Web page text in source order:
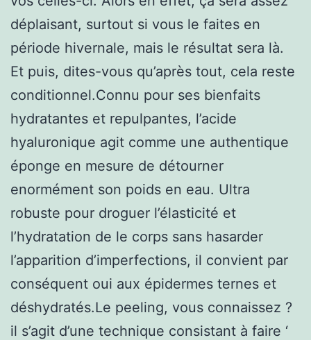
déplaisant, surtout si vous le faites en
période hivernale, mais le résultat sera là.
Et puis, dites-vous qu’après tout, cela reste
conditionnel.Connu pour ses bienfaits
hydratantes et repulpantes, l’acide
hyaluronique agit comme une authentique
éponge en mesure de détourner
enormément son poids en eau. Ultra
robuste pour droguer l’élasticité et
l’hydratation de le corps sans hasarder
l’apparition d’imperfections, il convient par
conséquent oui aux épidermes ternes et
déshydratés.Le peeling, vous connaissez ?
il s’agit d’une technique consistant à faire ‘